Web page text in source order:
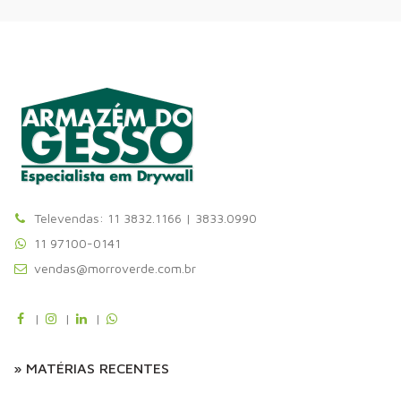
Televendas: 11 3832.1166 | 3833.0990
11 97100-0141
vendas@morroverde.com.br
| | |
» MATÉRIAS RECENTES